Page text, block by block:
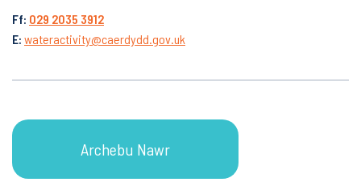
Ff: 029 2035 3912
E: wateractivity@caerdydd.gov.uk
Archebu Nawr